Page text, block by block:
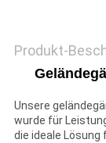
Produkt-
Unsere
wurde für
die ideale Lösung